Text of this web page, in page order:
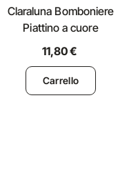
Claraluna Bomboniere
Piattino a cuore
11,80 €
Carrello